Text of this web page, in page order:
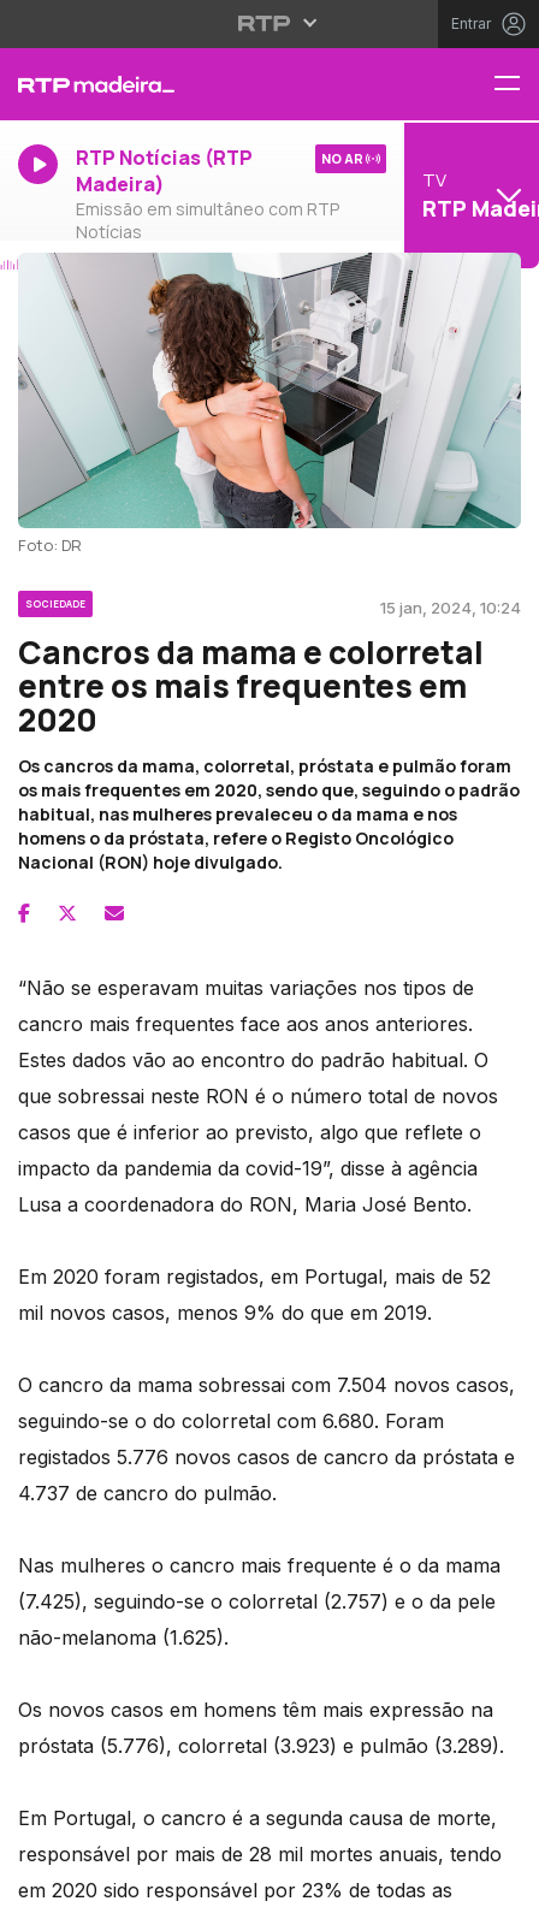
Entrar
RTP Notícias (RTP
Madeira)
Emissão em simultâneo com RTP
Notícias
NO AR
TV
RTP
Foto: DR
SOCIEDADE 15 jan, 2024, 10:24
Cancros da mama e colorretal
entre os mais frequentes em
2020
Os cancros da mama, colorretal, próstata e pulmão foram
os mais frequentes em 2020, sendo que, seguindo o padrão
habitual, nas mulheres prevaleceu o da mama e nos
homens o da próstata, refere o Registo Oncológico
Nacional (RON) hoje divulgado.
“Não se esperavam muitas variações nos tipos de
cancro mais frequentes face aos anos anteriores.
Estes dados vão ao encontro do padrão habitual. O
que sobressai neste RON é o número total de novos
casos que é inferior ao previsto, algo que reflete o
impacto da pandemia da covid-19”, disse à agência
Lusa a coordenadora do RON, Maria José Bento.
Em 2020 foram registados, em Portugal, mais de 52
mil novos casos, menos 9% do que em 2019.
O cancro da mama sobressai com 7.504 novos casos,
seguindo-se o do colorretal com 6.680. Foram
registados 5.776 novos casos de cancro da próstata e
4.737 de cancro do pulmão.
Nas mulheres o cancro mais frequente é o da mama
(7.425), seguindo-se o colorretal (2.757) e o da pele
não-melanoma (1.625).
Os novos casos em homens têm mais expressão na
próstata (5.776), colorretal (3.923) e pulmão (3.289).
Em Portugal, o cancro é a segunda causa de morte,
responsável por mais de 28 mil mortes anuais, tendo
em 2020 sido responsável por 23% de todas as